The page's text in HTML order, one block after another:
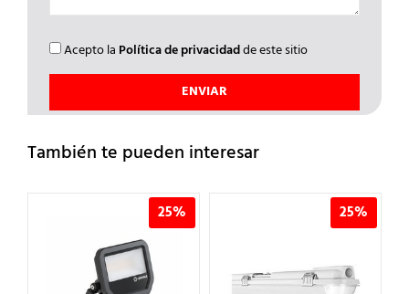
Acepto la Política de privacidadde este sitio
También te pueden interesar
25% 25%